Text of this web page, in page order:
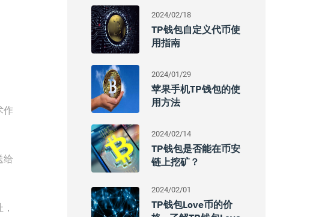
作
给
2024/02/18
TP钱包自定义代币使
用指南
2024/01/29
苹果手机TP钱包的使
用方法
2024/02/14
TP钱包是否能在币安
链上挖矿？
2024/02/01
TP钱包Love币的价